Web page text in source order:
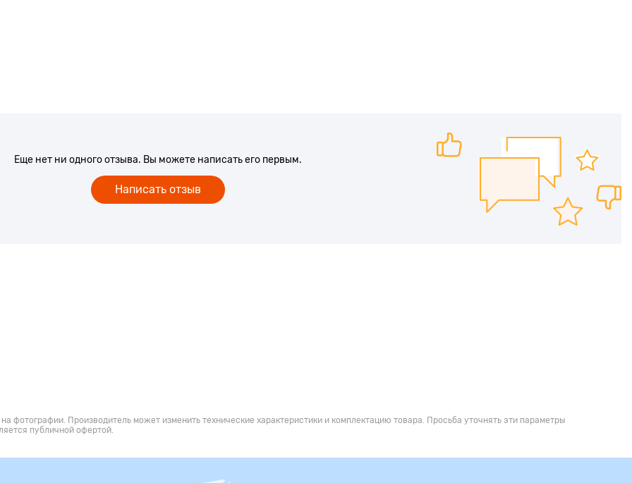
Еще нет ни одного отзыва. Вы можете написать его первым.
Написать отзыв
фотографии. Производитель может изменить технические характеристики и комплектацию товара. Просьба уточнять эти параметры
публичной офертой.